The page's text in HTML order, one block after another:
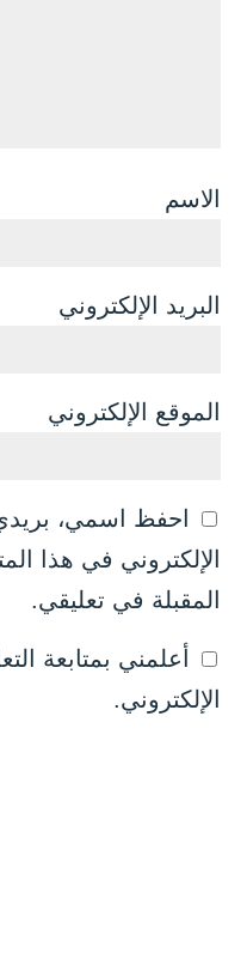
الاسم
البريد الإلكتروني
الموقع الإلكتروني
احفظ اسمي، بريدي
الإلكتروني في هذا
المقبلة في تعليقي.
أعلمني بمتابعة
الإلكتروني.